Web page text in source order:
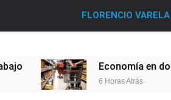
FLORENCIO VARELA
Economía en dos velocidades
6 Horas Atrás